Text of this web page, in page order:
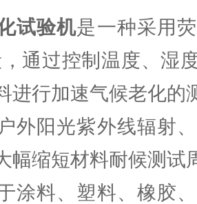
试验机是一种采用
通过控制温度、湿
进行加速气候老化的
外阳光紫外线辐射
幅缩短材料耐候测试
涂料、塑料、橡胶